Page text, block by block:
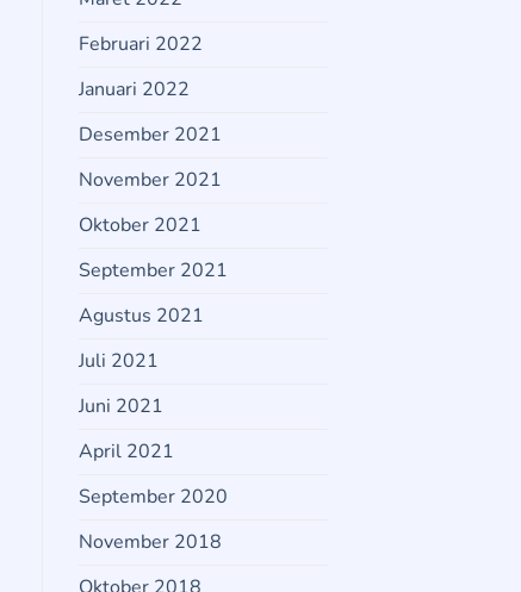
Februari 2022
Januari 2022
Desember 2021
November 2021
Oktober 2021
September 2021
Agustus 2021
Juli 2021
Juni 2021
April 2021
September 2020
November 2018